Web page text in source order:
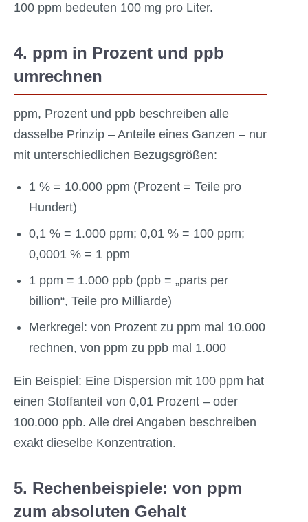
100 ppm bedeuten 100 mg pro Liter.
4. ppm in Prozent und ppb
umrechnen
ppm, Prozent und ppb beschreiben alle
dasselbe Prinzip – Anteile eines Ganzen – nur
mit unterschiedlichen Bezugsgrößen:
1 % = 10.000 ppm (Prozent = Teile pro
Hundert)
0,1 % = 1.000 ppm; 0,01 % = 100 ppm;
0,0001 % = 1 ppm
1 ppm = 1.000 ppb (ppb = „parts per
billion“, Teile pro Milliarde)
Merkregel: von Prozent zu ppm mal 10.000
rechnen, von ppm zu ppb mal 1.000
Ein Beispiel: Eine Dispersion mit 100 ppm hat
einen Stoffanteil von 0,01 Prozent – oder
100.000 ppb. Alle drei Angaben beschreiben
exakt dieselbe Konzentration.
5. Rechenbeispiele: von ppm
zum absoluten Gehalt